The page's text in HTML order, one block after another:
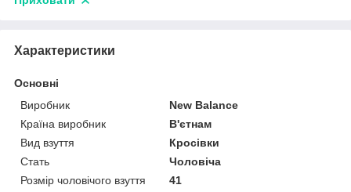
Характеристики
Основні
Виробник
New Balance
Країна виробник
В'єтнам
Вид взуття
Кросівки
Стать
Чоловіча
Розмір чоловічого взуття
41